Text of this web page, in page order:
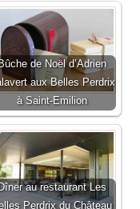
Bûche de Noël d’Adrien
aux Belles Perdrix
à Saint-Emilion
au restaurant Les
Perdrix du Château